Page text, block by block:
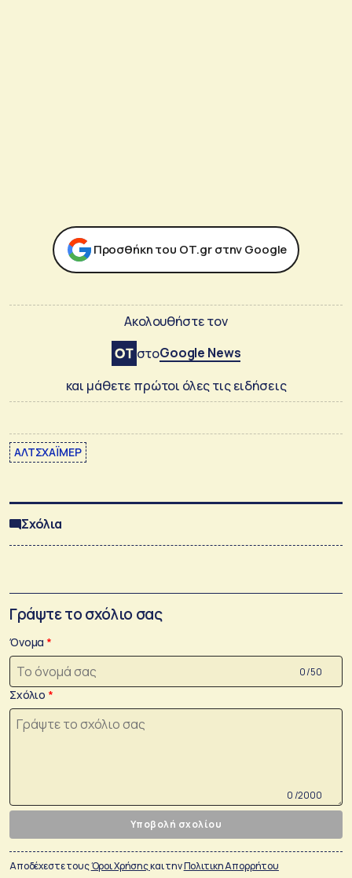
Προσθήκη του ΟΤ.gr στην Google
Ακολουθήστε τον
στοGoogle News
και μάθετε πρώτοι όλες τις ειδήσεις
ΑΛΤΣΧΑΪΜΕΡ
Σχόλια
Γράψτε το σχόλιο σας
Όνομα
0 /50
Σχόλιο
0 /2000
Υποβολή σχολίου
Αποδέχεστε τουςΌροι Χρήσηςκαι τηνΠολιτικη Απορρήτου